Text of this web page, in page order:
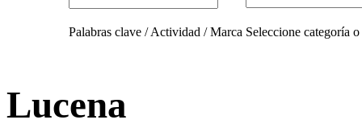
Palabras clave / Actividad / Marca Seleccione categoría
Lucena